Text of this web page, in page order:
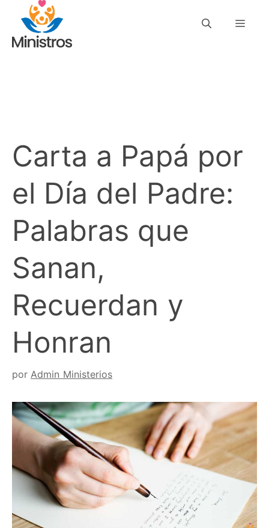
contenido
Carta a Papá por
el Día del Padre:
Palabras que
Sanan,
Recuerdan y
Honran
porAdmin Ministerios